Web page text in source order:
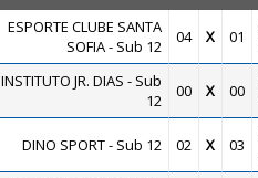
ESPORTE CLUBE SANTA
SOFIA - Sub 12
04 X 01
INSTITUTO JR. DIAS - Sub
12
00 X 00
DINO SPORT - Sub 12 02 X 03